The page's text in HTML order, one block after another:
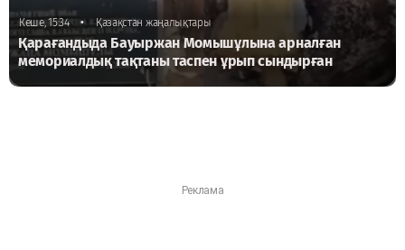
Кеше, 15:34 • Қазақстан жаңалықтары
Қарағандыда Бауыржан Момышұлына арналған
мемориалдық тақтаны таспен ұрып сындырған